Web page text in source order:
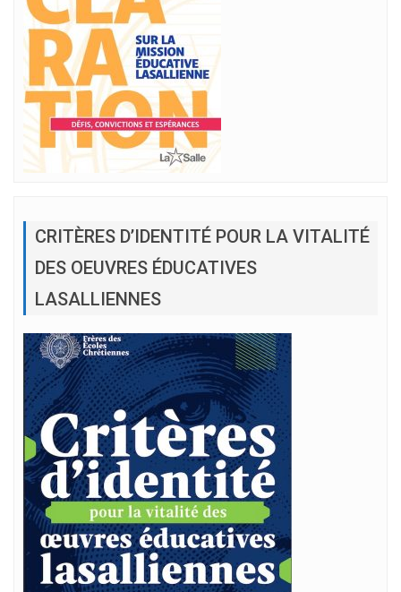
CRITÈRES D’IDENTITÉ POUR LA VITALITÉ
DES OEUVRES ÉDUCATIVES
LASALLIENNES